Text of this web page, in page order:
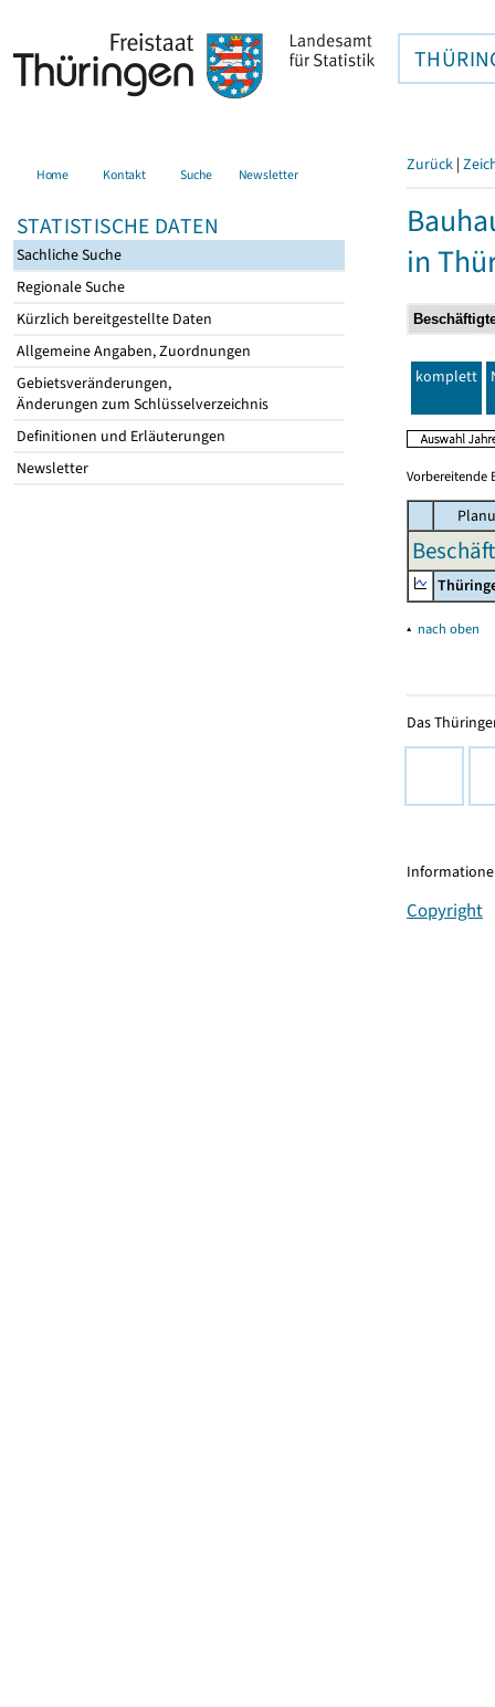
Home Kontakt Suche Newsletter
STATISTISCHE DATEN
Sachliche Suche
Regionale Suche
Kürzlich bereitgestellte Daten
Allgemeine Angaben, Zuordnungen
Gebietsveränderungen,
Änderungen zum Schlüsselverzeichnis
Definitionen und Erläuterungen
Newsletter
Zurück |
in
komplett
Vorbereitende
▴ nach oben
Das
Copyright